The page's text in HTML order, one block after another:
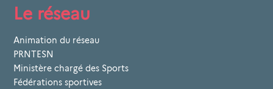
Le réseau
Animation du réseau
PRNTESN
Ministère chargé des Sports
Fédérations sportives